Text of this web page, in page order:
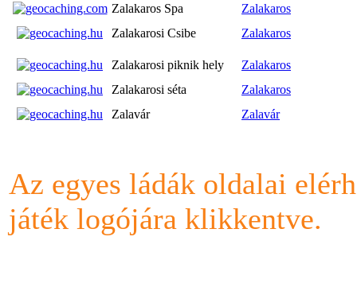
Zalakaros Spa
Zalakaros
Zalakarosi Csibe
Zalakaros
Zalakarosi piknik hely
Zalakaros
Zalakarosi séta
Zalakaros
Zalavár
Zalavár
Az egyes ládák oldalai
játék logójára klikkentve.